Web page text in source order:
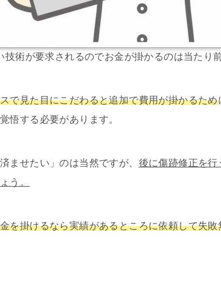
技術が要求されるのでお金が掛かるのは当たり前
で見た目にこだわると追加で費用が掛かるため
悟する必要があります。
ませたい」のは当然ですが、 後に傷跡修正を
う。
を掛けるなら実績があるところに依頼して失